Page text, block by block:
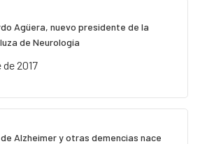
Agüera, nuevo presidente de la
de Neurología
2017
de Alzheimer y otras demencias nace